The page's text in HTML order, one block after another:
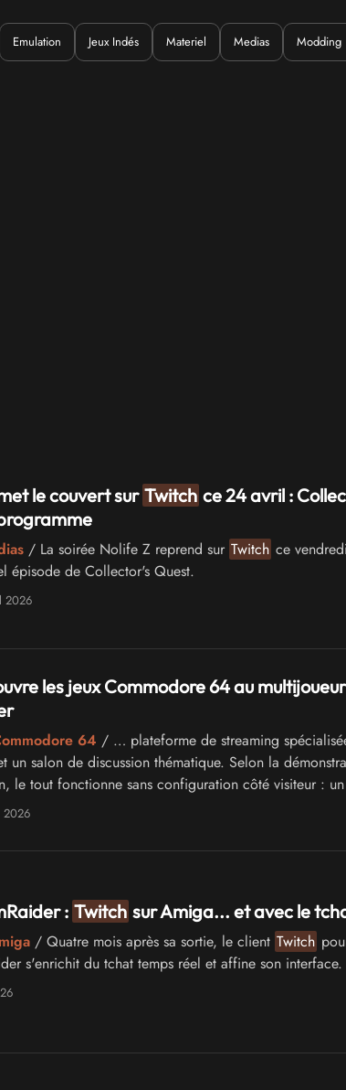
Quoi ?
Emulation Jeux Indés Materiel Medias Modding
le couvert sur Twitch ce 24 avril :
/ La soirée Nolife Z reprend sur Twitch ce
épisode de Collector's Quest.
2026
les jeux Commodore 64 au
64 / … plateforme de streaming
un salon de discussion thématique. Selon la
le tout fonctionne sans configuration côté visiteur :
Tous les …
2026
: Twitch sur Amiga... et avec le
/ Quatre mois après sa sortie, le client Twitch
s'enrichit du tchat temps réel et affine son interface.